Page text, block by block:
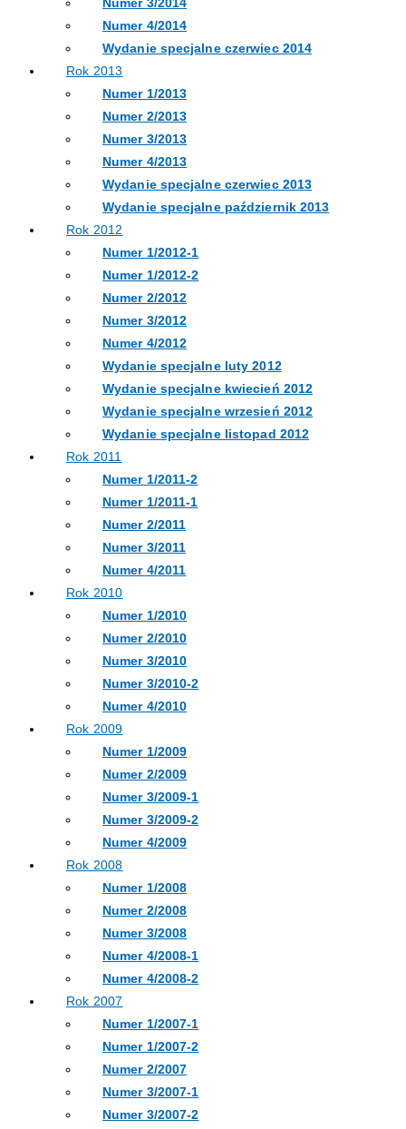
Numer 4/2014
Wydanie specjalne czerwiec 2014
Rok 2013
Numer 1/2013
Numer 2/2013
Numer 3/2013
Numer 4/2013
Wydanie specjalne czerwiec 2013
Wydanie specjalne październik 2013
Rok 2012
Numer 1/2012-1
Numer 1/2012-2
Numer 2/2012
Numer 3/2012
Numer 4/2012
Wydanie specjalne luty 2012
Wydanie specjalne kwiecień 2012
Wydanie specjalne wrzesień 2012
Wydanie specjalne listopad 2012
Rok 2011
Numer 1/2011-2
Numer 1/2011-1
Numer 2/2011
Numer 3/2011
Numer 4/2011
Rok 2010
Numer 1/2010
Numer 2/2010
Numer 3/2010
Numer 3/2010-2
Numer 4/2010
Rok 2009
Numer 1/2009
Numer 2/2009
Numer 3/2009-1
Numer 3/2009-2
Numer 4/2009
Rok 2008
Numer 1/2008
Numer 2/2008
Numer 3/2008
Numer 4/2008-1
Numer 4/2008-2
Rok 2007
Numer 1/2007-1
Numer 1/2007-2
Numer 2/2007
Numer 3/2007-1
Numer 3/2007-2